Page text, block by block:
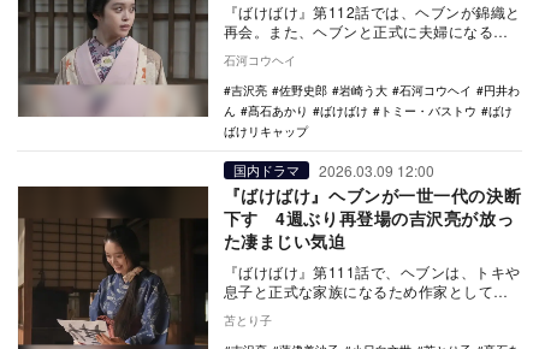
『ばけばけ』第112話では、ヘブンが錦織と
再会。また、ヘブンと正式に夫婦になるた
る。
石河コウヘイ
吉沢亮
佐野史郎 岩崎う大 石河コウヘイ
円井わ
ん
髙石あかり ばけばけ トミー・バストウ
ばけ
ばけリキャップ
国内ドラマ 2026.03.09 12:00
『ばけばけ』ヘブンが一世一代の決断
下す 4週ぶり再登場の吉沢亮が放っ
た凄まじい気迫
『ばけばけ』第111話で、ヘブンは、トキや
息子と正式な家族になるため作家としての
一方、病状…
苫とり子